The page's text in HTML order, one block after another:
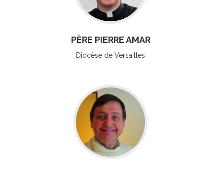
PÈRE PIERRE AMAR
Diocèse de Versailles